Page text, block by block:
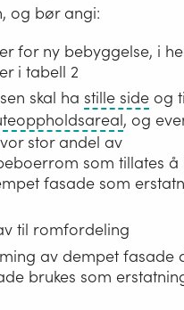
og bør angi:
for ny bebyggelse, i
i tabell 2
skal ha stille sideEn
side
som
ikke
og
Et
som
etter
skal
være
egnet
, og
stor andel av
som tillates å
fasade som
til romfordeling
av dempet fasade
brukes som